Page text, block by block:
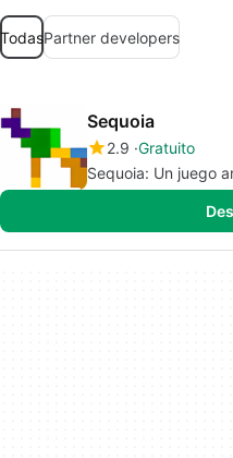
TodasPartner developers
Sequoia
2.9 Gratuito
Sequoia: Un juego